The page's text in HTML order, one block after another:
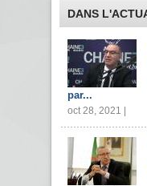
DANS
par...
oct 28, 2021 |